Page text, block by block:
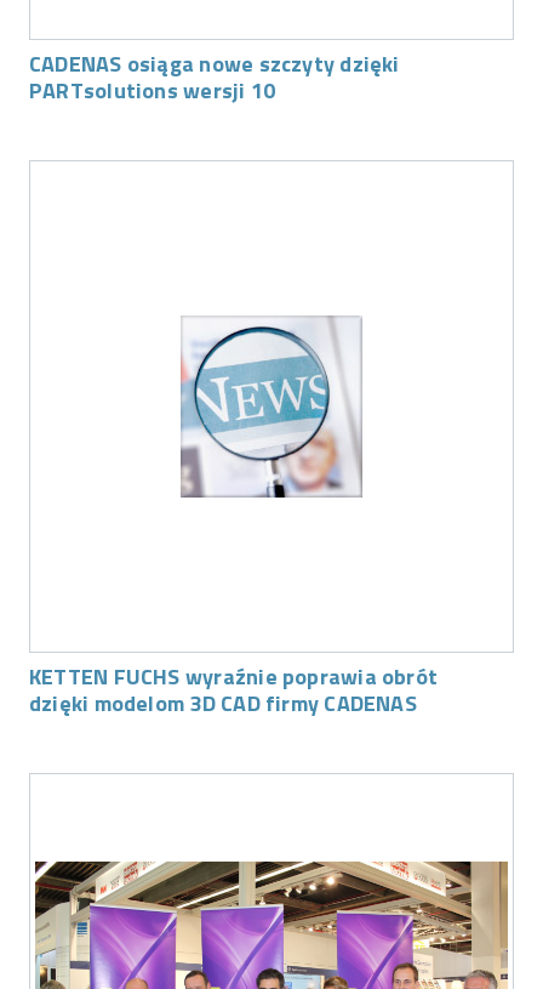
CADENAS osiąga nowe szczyty dzięki
PARTsolutions wersji 10
KETTEN FUCHS wyraźnie poprawia obrót
dzięki modelom 3D CAD firmy CADENAS